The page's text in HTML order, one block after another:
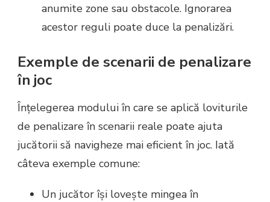
anumite zone sau obstacole. Ignorarea
acestor reguli poate duce la penalizări.
Exemple de scenarii de penalizare
în joc
Înțelegerea modului în care se aplică loviturile
de penalizare în scenarii reale poate ajuta
jucătorii să navigheze mai eficient în joc. Iată
câteva exemple comune:
Un jucător își lovește mingea în